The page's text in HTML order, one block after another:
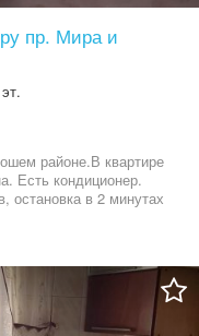
пр. Мира и
районе.В квартире
Есть кондиционер.
остановка в 2 минутах